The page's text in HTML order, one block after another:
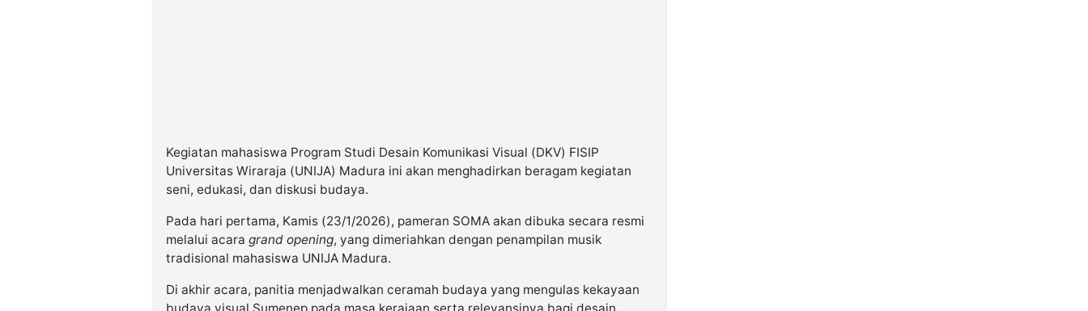
Kegiatan mahasiswa Program Studi Desain Komunikasi Visual (DKV) FISIP
Universitas Wiraraja (UNIJA) Madura ini akan menghadirkan beragam kegiatan
seni, edukasi, dan diskusi budaya.
Pada hari pertama, Kamis (23/1/2026), pameran SOMA akan dibuka secara resmi
melalui acara grand opening, yang dimeriahkan dengan penampilan musik
tradisional mahasiswa UNIJA Madura.
Di akhir acara, panitia menjadwalkan ceramah budaya yang mengulas kekayaan
budaya visual Sumenep pada masa kerajaan serta relevansinya bagi desain